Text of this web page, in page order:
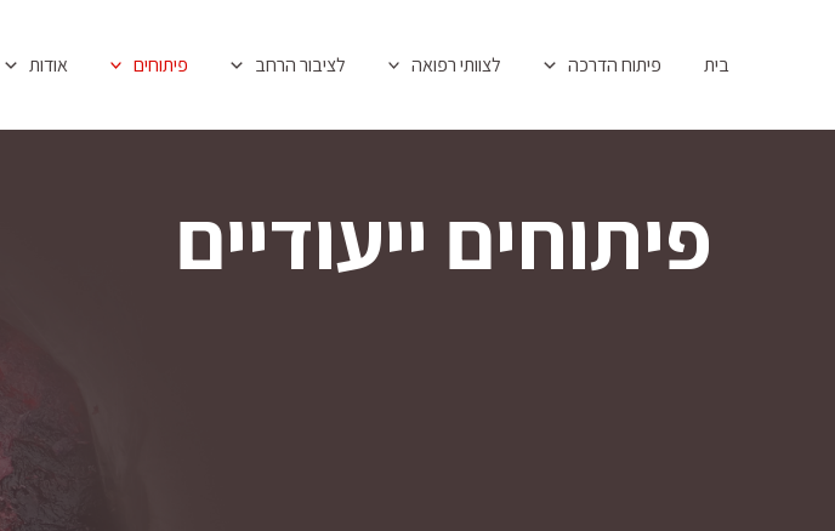
בית
פיתוח הדרכה לצוותי רפואה לציבור הרחב פיתוחים אודות
פיתוחים ייעודיים